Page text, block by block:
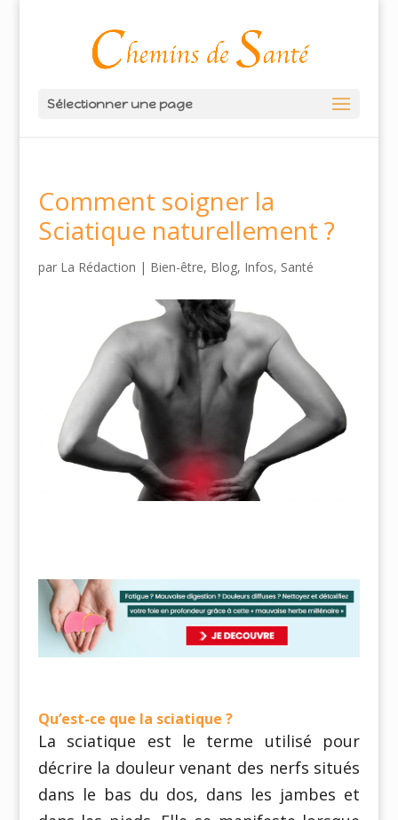
Sélectionner une page
Comment soigner la
Sciatique naturellement ?
par La Rédaction | Bien-être, Blog, Infos, Santé
Qu’est-ce que la sciatique ?
La sciatique est le terme utilisé pour
décrire la douleur venant des nerfs situés
dans le bas du dos, dans les jambes et